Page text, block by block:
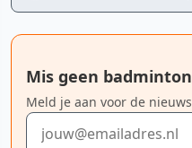
Mis geen
Meld je aan voor de
E-mailadres